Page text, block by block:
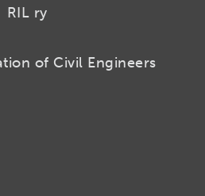
RIL ry
of Civil Engineers